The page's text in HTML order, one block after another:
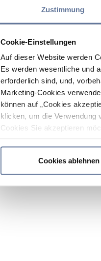
Zustimmung
Cookie-Einstellungen
Auf dieser Website werden
Es werden wesentliche und
erforderlich sind, und,
Marketing-Cookies
können auf „Cookies
klicken, um die Verwendung
Cookies Sie akzeptieren
Cookies ablehnen